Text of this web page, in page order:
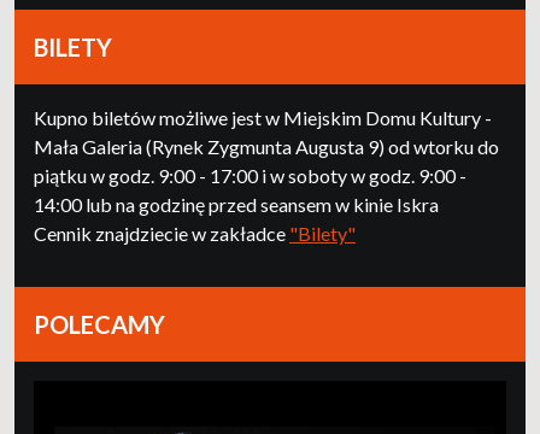
BILETY
Kupno biletów możliwe jest w Miejskim Domu Kultury -
Mała Galeria (Rynek Zygmunta Augusta 9) od wtorku do
piątku w godz. 9:00 - 17:00 i w soboty w godz. 9:00 -
14:00 lub na godzinę przed seansem w kinie Iskra
Cennik znajdziecie w zakładce "Bilety"
POLECAMY